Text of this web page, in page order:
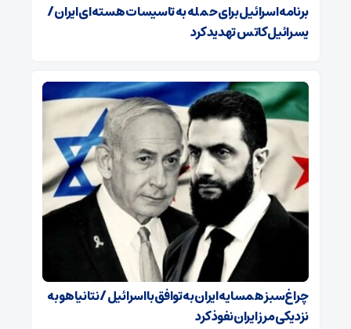
برنامه اسرائیل برای حمله به تاسیسات هسته‌ای ایران /
یسرائیل کاتس تهدید کرد
چراغ‌سبز همسایه ایران به توافق با اسرائیل / نتانیاهو به
نزدیکی مرز ایران نفوذ کرد